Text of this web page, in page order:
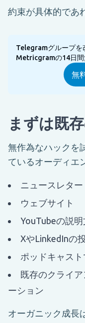
約束が具体的であ
Telegramグループを
Metricgramの14日間
無
まずは既
無作為なハックを
ているオーディエ
ニュースレター
ウェブサイト
YouTubeの説
XやLinkedInの
ポッドキャスト
既存のクライ
ーション
オーガニック成長